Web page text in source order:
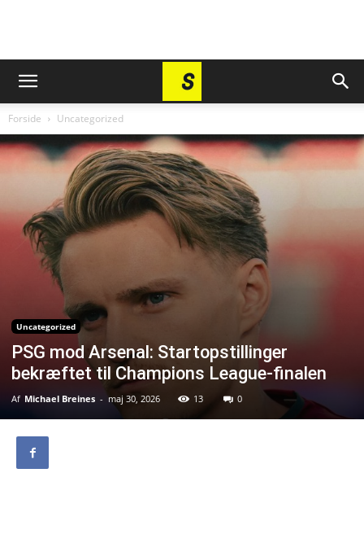
Forside Uncategorized
Uncategorized
PSG mod Arsenal: Startopstillinger
bekræftet til Champions League-finalen
Af Michael Breines - maj 30, 2026 13 0